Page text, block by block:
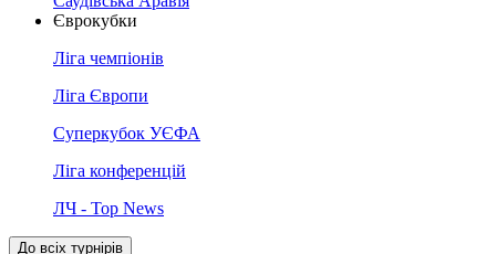
Єврокубки
Ліга чемпіонів
Ліга Європи
Суперкубок УЄФА
Ліга конференцій
ЛЧ - Top News
До всіх турнірів